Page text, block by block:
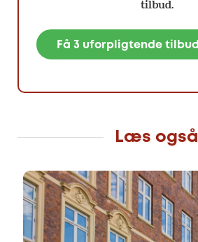
tilbud.
Få 3 uforpligtende tilbud
Læs også